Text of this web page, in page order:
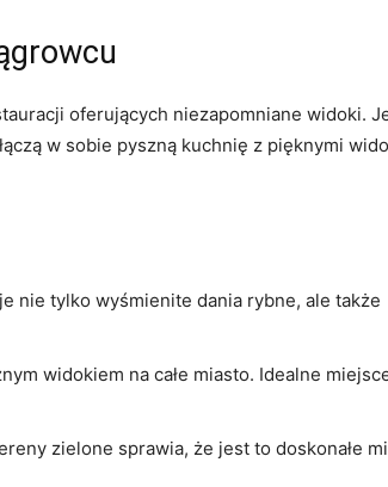
oferujących niezapomniane widoki.
w sobie pyszną kuchnię z pięknymi
nie tylko wyśmienite dania rybne, ale także
widokiem na całe miasto. Idealne
zielone sprawia, że jest to doskonałe